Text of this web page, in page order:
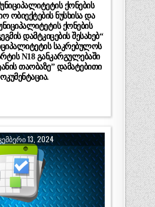
ქონების
ობიექტების ნუსხისა და
ქონების
დამტკიცების შესახებ“
საკრებულოს
N18 განკარგულებაში
თაობაზე” დამატებითი
13, 2024